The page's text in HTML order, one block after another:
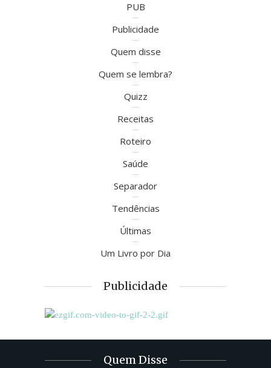
PUB
Publicidade
Quem disse
Quem se lembra?
Quizz
Receitas
Roteiro
Saúde
Separador
Tendências
Últimas
Um Livro por Dia
Publicidade
Quem Disse